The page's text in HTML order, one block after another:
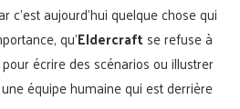
c’est aujourd’hui quelque chose qui
qu’Eldercraftse refuse à
écrire des scénarios ou illustrer
équipe humaine qui est derrière